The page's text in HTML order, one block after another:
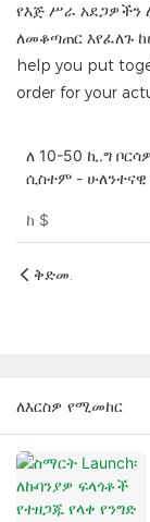
የእጅ ሥራ አደጋዎችን
ለመቆጣጠር እየፈለጉ
help you put
order for your
ለ 10-50 ኪ.ግ
ሲስተም -
ከ $
ቅድመ.
ለእርስዎ የሚመከር